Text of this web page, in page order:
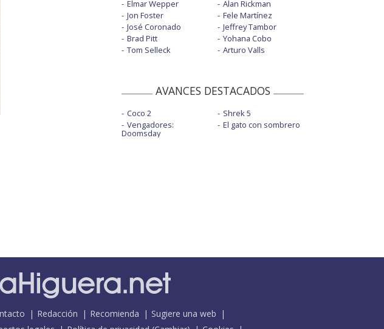
Elmar Wepper
Jon Foster
José Coronado
Brad Pitt
Tom Selleck
Alan Rickman
Fele Martínez
Jeffrey Tambor
Yohana Cobo
Arturo Valls
AVANCES DESTACADOS
Coco 2
Vengadores:
Doomsday
Shrek 5
El gato con sombrero
Redacción Recomienda
Sugiere una web